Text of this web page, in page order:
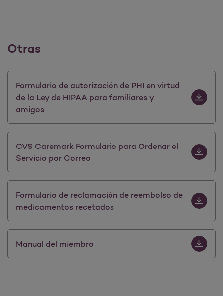
Otras
Formulario de autorización de PHI en virtud
de la Ley de HIPAA para familiares y
amigos
CVS Caremark Formulario para Ordenar el
Servicio por Correo
Formulario de reclamación de reembolso de
medicamentos recetados
Manual del miembro